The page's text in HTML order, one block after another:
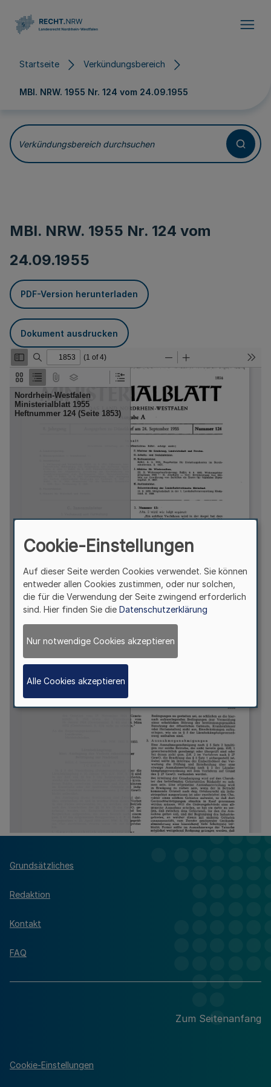
Startseite Verkündungsbereich
MBl. NRW. 1955 Nr. 124 vom 24.09.1955
Verkündungsbereich durchsuchen
MBl. NRW. 1955 Nr. 124 vom
24.09.1955
PDF-Version herunterladen
Dokument ausdrucken
Grundsätzliches
Redaktion
Kontakt
FAQ
Zum Seitenanfang
Cookie-Einstellungen
Cookie-Einstellungen
Auf dieser Seite werden Cookies verwendet. Sie können
entweder allen Cookies zustimmen, oder nur solchen,
die für die Verwendung der Seite zwingend erforderlich
sind. Hier finden Sie die Datenschutzerklärung
Nur notwendige Cookies akzeptieren
Alle Cookies akzeptieren